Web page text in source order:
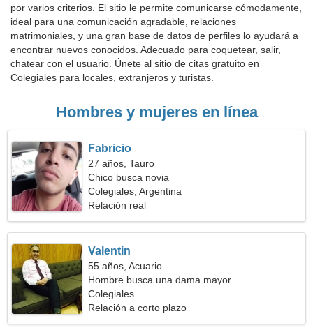
por varios criterios. El sitio le permite comunicarse cómodamente,
ideal para una comunicación agradable, relaciones
matrimoniales, y una gran base de datos de perfiles lo ayudará a
encontrar nuevos conocidos. Adecuado para coquetear, salir,
chatear con el usuario. Únete al sitio de citas gratuito en
Colegiales para locales, extranjeros y turistas.
Hombres y mujeres en línea
Fabricio
27 años, Tauro
Chico busca novia
Colegiales, Argentina
Relación real
Valentin
55 años, Acuario
Hombre busca una dama mayor
Colegiales
Relación a corto plazo